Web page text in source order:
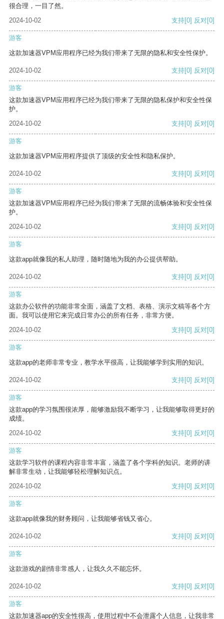
很合理，一目了然。
2024-10-02
支持[0] 反对[0]
游客
这款加速器VPM应用程序已经为我们带来了无限的隐私和安全性保护。
2024-10-02 支持[0] 反对[0]
游客
这款加速器VPM应用程序已经为我们带来了无限的隐私保护和安全性保
护。
2024-10-02
支持[0] 反对[0]
游客
这款加速器VPM应用程序提供了顶级的安全性和隐私保护。
2024-10-02 支持[0] 反对[0]
游客
这款加速器VPM应用程序已经为我们带来了无限的流畅体验和安全性保
护。
2024-10-02
支持[0] 反对[0]
游客
这款app就像我的私人助理，随时随地为我的办公提供帮助。
2024-10-02 支持[0] 反对[0]
游客
这款办公软件的功能非常全面，涵盖了文档、表格、演示文稿等各个方
面。我可以使用它来完成日常办公的所有任务，非常方便。
2024-10-02
支持[0] 反对[0]
游客
这款app的老师非常专业，教学水平很高，让我能够学到实用的知识。
2024-10-02 支持[0] 反对[0]
游客
这款app的学习氛围很浓厚，能够激励我不断学习，让我能够取得更好的
成绩。
2024-10-02
支持[0] 反对[0]
游客
这款学习软件的课程内容非常丰富，涵盖了各个学科的知识。老师的讲
解非常生动，让我能够轻松理解知识点。
2024-10-02
支持[0] 反对[0]
游客
这款app就像我的财务顾问，让我能够省钱又省心。
2024-10-02 支持[0] 反对[0]
游客
这款游戏的剧情非常感人，让我久久不能忘怀。
2024-10-02 支持[0] 反对[0]
游客
这款加速器app的安全性很高，使用过程中不会泄露个人信息，让我非常